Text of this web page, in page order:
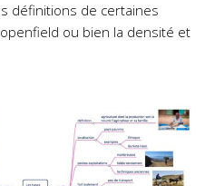
définitions de certaines
ou bien la densité et